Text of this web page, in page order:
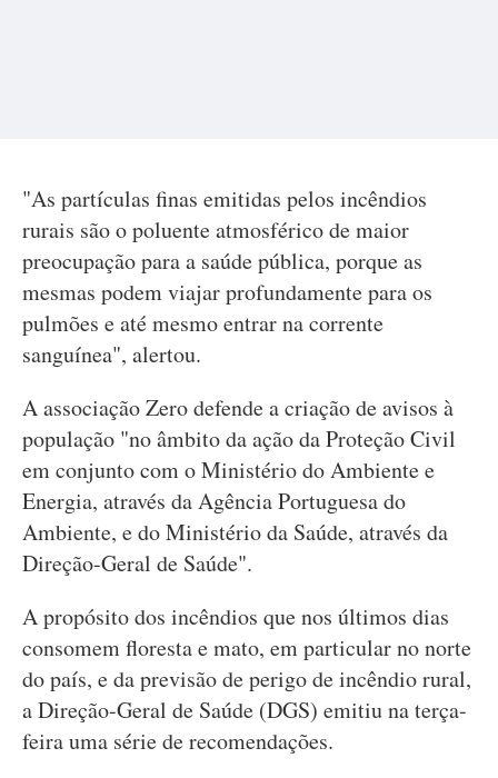
"As partículas finas emitidas pelos incêndios
rurais são o poluente atmosférico de maior
preocupação para a saúde pública, porque as
mesmas podem viajar profundamente para os
pulmões e até mesmo entrar na corrente
sanguínea", alertou.
A associação Zero defende a criação de avisos à
população "no âmbito da ação da Proteção Civil
em conjunto com o Ministério do Ambiente e
Energia, através da Agência Portuguesa do
Ambiente, e do Ministério da Saúde, através da
Direção-Geral de Saúde".
A propósito dos incêndios que nos últimos dias
consomem floresta e mato, em particular no norte
do país, e da previsão de perigo de incêndio rural,
a Direção-Geral de Saúde (DGS) emitiu na terça-
feira uma série de recomendações.